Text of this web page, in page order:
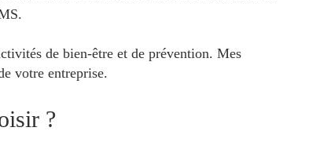
de bien-être et de prévention. Mes
votre entreprise.
?